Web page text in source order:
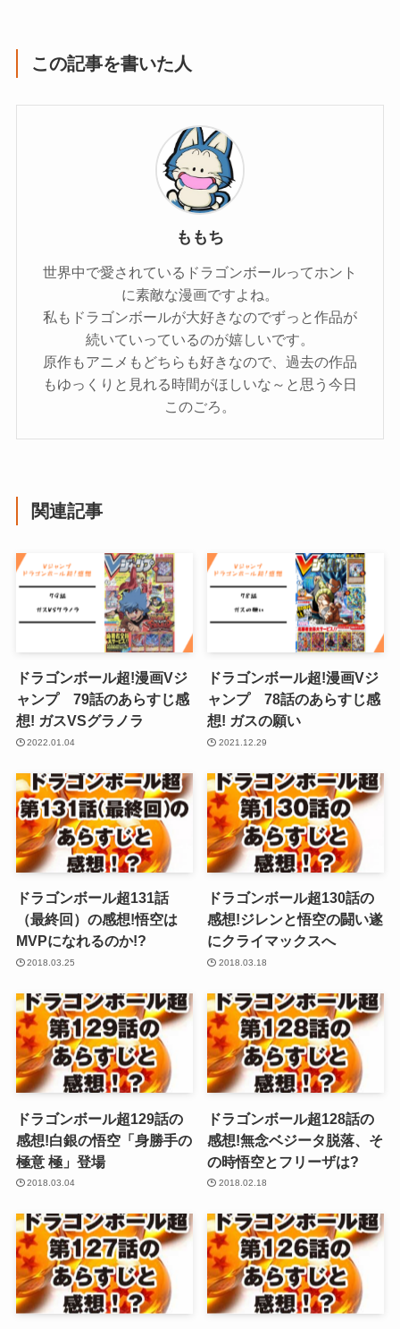
この記事を書いた人
ももち
世界中で愛されているドラゴンボールってホント
に素敵な漫画ですよね。
私もドラゴンボールが大好きなのでずっと作品が
続いていっているのが嬉しいです。
原作もアニメもどちらも好きなので、過去の作品
もゆっくりと見れる時間がほしいな～と思う今日
このごろ。
関連記事
ドラゴンボール超!漫画Vジ
ャンプ 79話のあらすじ感
想! ガスVSグラノラ
2022.01.04
ドラゴンボール超!漫画Vジ
ャンプ 78話のあらすじ感
想! ガスの願い
2021.12.29
ドラゴンボール超131話
（最終回）の感想!悟空は
MVPになれるのか!?
2018.03.25
ドラゴンボール超130話の
感想!ジレンと悟空の闘い遂
にクライマックスへ
2018.03.18
ドラゴンボール超129話の
感想!白銀の悟空「身勝手の
極意 極」登場
2018.03.04
ドラゴンボール超128話の
感想!無念ベジータ脱落、そ
の時悟空とフリーザは?
2018.02.18